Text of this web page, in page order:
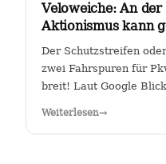
Veloweiche: An
Aktionismus kann
Der Schutzstreifen
zwei Fahrspuren für
breit! Laut Google
Weiterlesen→